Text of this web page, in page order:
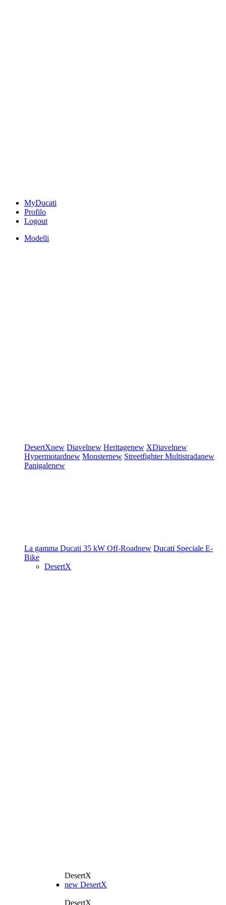
MyDucati
Profilo
Logout
Modelli
DesertXnew Diavelnew Heritagenew XDiavelnew
Hypermotardnew Monsternew StreetfighterMultistradanew
Panigalenew
La gamma Ducati 35 kW Off-Roadnew Ducati Speciale E-
Bike
DesertX
DesertX
new DesertX
DesertX